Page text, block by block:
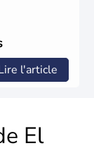
l'article
El